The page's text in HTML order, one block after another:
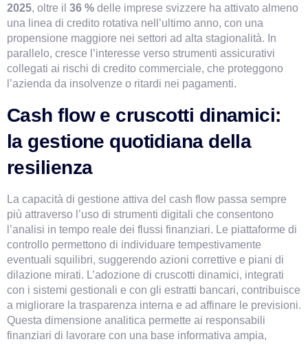
2025, oltre il 36 % delle imprese svizzere ha attivato almeno
una linea di credito rotativa nell’ultimo anno, con una
propensione maggiore nei settori ad alta stagionalità. In
parallelo, cresce l’interesse verso strumenti assicurativi
collegati ai rischi di credito commerciale, che proteggono
l’azienda da insolvenze o ritardi nei pagamenti.
Cash flow e cruscotti dinamici:
la gestione quotidiana della
resilienza
La capacità di gestione attiva del cash flow passa sempre
più attraverso l’uso di strumenti digitali che consentono
l’analisi in tempo reale dei flussi finanziari. Le piattaforme di
controllo permettono di individuare tempestivamente
eventuali squilibri, suggerendo azioni correttive e piani di
dilazione mirati. L’adozione di cruscotti dinamici, integrati
con i sistemi gestionali e con gli estratti bancari, contribuisce
a migliorare la trasparenza interna e ad affinare le previsioni.
Questa dimensione analitica permette ai responsabili
finanziari di lavorare con una base informativa ampia,